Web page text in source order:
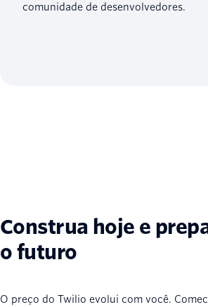
comunidade de desenvolvedores.
Construa hoje e
o futuro
O preço do Twilio evolui com você.